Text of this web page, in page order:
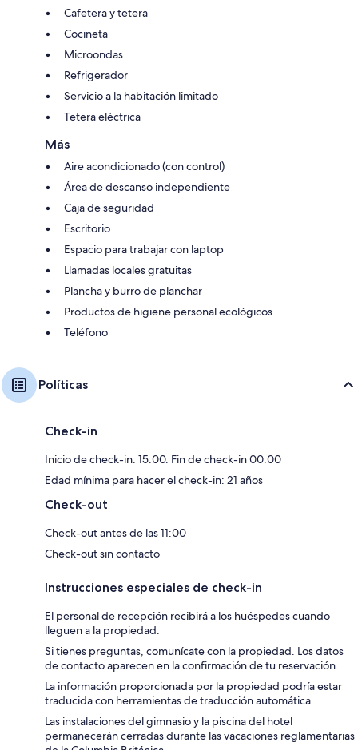
Cafetera y tetera
Cocineta
Microondas
Refrigerador
Servicio a la habitación limitado
Tetera eléctrica
Más
Aire acondicionado (con control)
Área de descanso independiente
Caja de seguridad
Escritorio
Espacio para trabajar con laptop
Llamadas locales gratuitas
Plancha y burro de planchar
Productos de higiene personal ecológicos
Teléfono
Políticas
Check-in
Inicio de check-in: 15:00. Fin de check-in 00:00
Edad mínima para hacer el check-in: 21 años
Check-out
Check-out antes de las 11:00
Check-out sin contacto
Instrucciones especiales de check-in
El personal de recepción recibirá a los huéspedes cuando
lleguen a la propiedad.
Si tienes preguntas, comunícate con la propiedad. Los datos
de contacto aparecen en la confirmación de tu reservación.
La información proporcionada por la propiedad podría estar
traducida con herramientas de traducción automática.
Las instalaciones del gimnasio y la piscina del hotel
permanecerán cerradas durante las vacaciones reglamentarias